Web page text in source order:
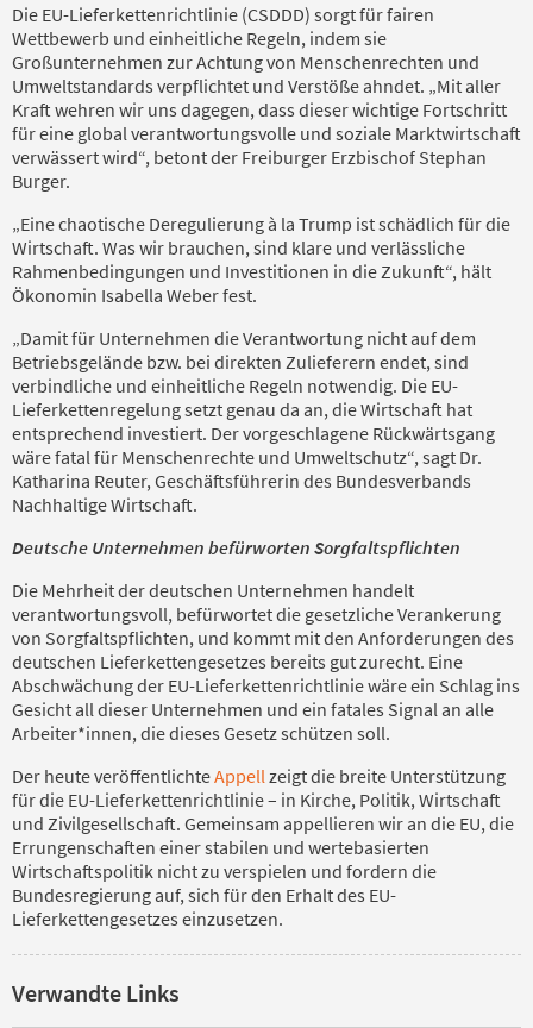
Die EU-Lieferkettenrichtlinie (CSDDD) sorgt für fairen
Wettbewerb und einheitliche Regeln, indem sie
Großunternehmen zur Achtung von Menschenrechten und
Umweltstandards verpflichtet und Verstöße ahndet. „Mit aller
Kraft wehren wir uns dagegen, dass dieser wichtige Fortschritt
für eine global verantwortungsvolle und soziale Marktwirtschaft
verwässert wird“, betont der Freiburger Erzbischof Stephan
Burger.
„Eine chaotische Deregulierung à la Trump ist schädlich für die
Wirtschaft. Was wir brauchen, sind klare und verlässliche
Rahmenbedingungen und Investitionen in die Zukunft“, hält
Ökonomin Isabella Weber fest.
„Damit für Unternehmen die Verantwortung nicht auf dem
Betriebsgelände bzw. bei direkten Zulieferern endet, sind
verbindliche und einheitliche Regeln notwendig. Die EU-
Lieferkettenregelung setzt genau da an, die Wirtschaft hat
entsprechend investiert. Der vorgeschlagene Rückwärtsgang
wäre fatal für Menschenrechte und Umweltschutz“, sagt Dr.
Katharina Reuter, Geschäftsführerin des Bundesverbands
Nachhaltige Wirtschaft.
Deutsche Unternehmen befürworten Sorgfaltspflichten
Die Mehrheit der deutschen Unternehmen handelt
verantwortungsvoll, befürwortet die gesetzliche Verankerung
von Sorgfaltspflichten, und kommt mit den Anforderungen des
deutschen Lieferkettengesetzes bereits gut zurecht. Eine
Abschwächung der EU-Lieferkettenrichtlinie wäre ein Schlag ins
Gesicht all dieser Unternehmen und ein fatales Signal an alle
Arbeiter*innen, die dieses Gesetz schützen soll.
Der heute veröffentlichteAppell zeigt die breite Unterstützung
für die EU-Lieferkettenrichtlinie – in Kirche, Politik, Wirtschaft
und Zivilgesellschaft. Gemeinsam appellieren wir an die EU, die
Errungenschaften einer stabilen und wertebasierten
Wirtschaftspolitik nicht zu verspielen und fordern die
Bundesregierung auf, sich für den Erhalt des EU-
Lieferkettengesetzes einzusetzen.
Verwandte Links